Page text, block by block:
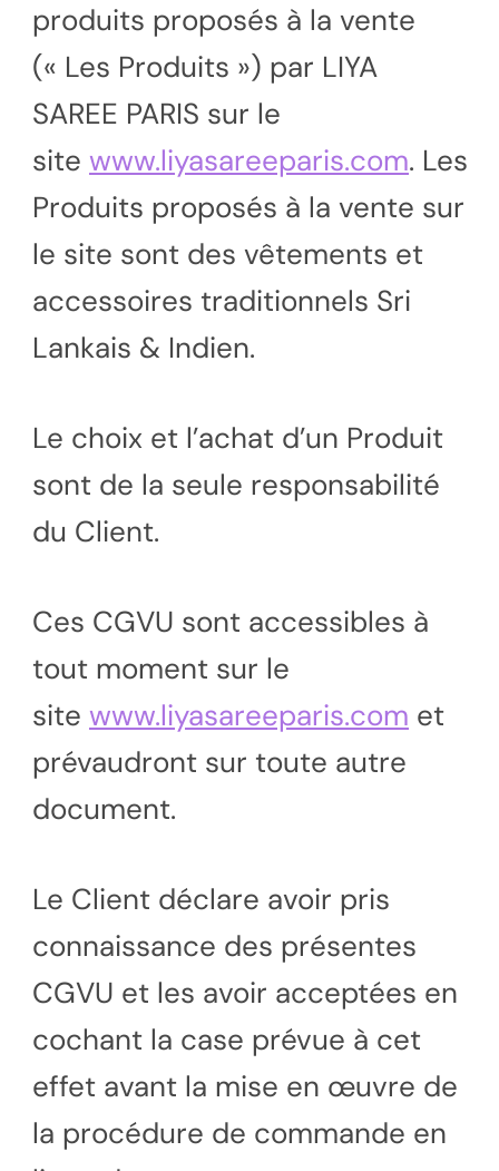
produits proposés à la vente
(« Les Produits ») par LIYA
SAREE PARIS sur le
site www.liyasareeparis.com. Les
Produits proposés à la vente sur
le site sont des vêtements et
accessoires traditionnels Sri
Lankais & Indien.
Le choix et l’achat d’un Produit
sont de la seule responsabilité
du Client.
Ces CGVU sont accessibles à
tout moment sur le
site www.liyasareeparis.com et
prévaudront sur toute autre
document.
Le Client déclare avoir pris
connaissance des présentes
CGVU et les avoir acceptées en
cochant la case prévue à cet
effet avant la mise en œuvre de
la procédure de commande en